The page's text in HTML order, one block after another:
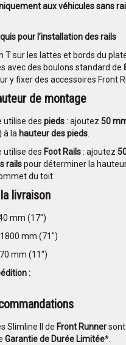
aux véhicules sans
pour l’installation des rails
T sur les lattes et bords du
avec des boulons standard de
y fixer des accessoires Front
de montage
utilise des pieds: ajoutez 50
à la hauteur des pieds
utilise des Foot Rails: ajoutez
railspour déterminer la
du toit.
livraison
mm (17")
mm (71")
mm (11")
:
Slimline II de Front Runnersont
Garantie de Durée Limitée*.